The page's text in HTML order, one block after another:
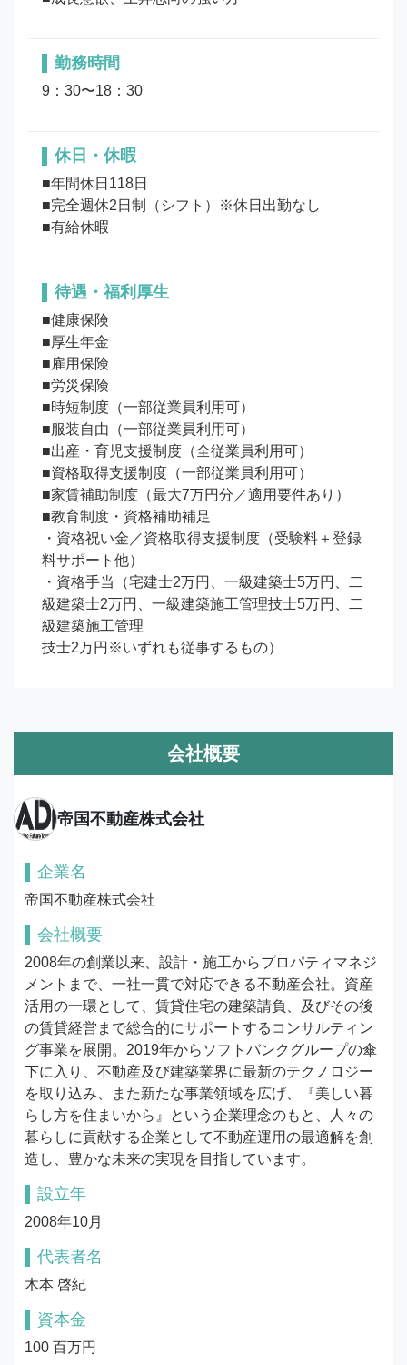
勤務時間
9：30〜18：30
休日・休暇
■年間休日118日
■完全週休2日制（シフト）※休日出勤なし
待遇・福利厚生
■健康保険
■厚生年金
■雇用保険
■労災保険
■時短制度（一部従業員利用可）
■服装自由（一部従業員利用可）
■出産・育児支援制度（全従業員利用可）
■資格取得支援制度（一部従業員利用可）
■家賃補助制度（最大7万円分／適用要件あり）
■教育制度・資格補助補足
・資格祝い金／資格取得支援制度（受験料＋登録
料サポート他）
・資格手当（宅建士2万円、一級建築士5万円、二
級建築士2万円、一級建築施工管理技士5万円、二
級建築施工管理
技士2万円※いずれも従事するもの）
会社概要
帝国不動産株式会社
企業名
帝国不動産株式会社
会社概要
2008年の創業以来、設計・施工からプロパティマネジ
メントまで、一社一貫で対応できる不動産会社。資産
活用の一環として、賃貸住宅の建築請負、及びその後
の賃貸経営まで総合的にサポートするコンサルティン
グ事業を展開。2019年からソフトバンクグループの傘
下に入り、不動産及び建築業界に最新のテクノロジー
を取り込み、また新たな事業領域を広げ、『美しい暮
らし方を住まいから』という企業理念のもと、人々の
暮らしに貢献する企業として不動産運用の最適解を創
造し、豊かな未来の実現を目指しています。
設立年
2008年10月
代表者名
木本 啓紀
資本金
100 百万円